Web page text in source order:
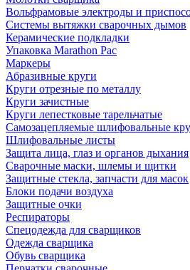
Вольфрамовые электроды и
Системы вытяжки сварочных дымов
Керамические подкладки
Упаковка Marathon Pac
Маркеры
Абразивные круги
Круги отрезные по металлу
Круги зачистные
Круги лепестковые тарельчатые
Самозацепляемые шлифовальные
Шлифовальные листы
Защита лица, глаз и органов дыхания
Сварочные маски, шлемы и щитки
Защитные стекла, запчасти для масок
Блоки подачи воздуха
Защитные очки
Респираторы
Спецодежда для сварщиков
Одежда сварщика
Обувь сварщика